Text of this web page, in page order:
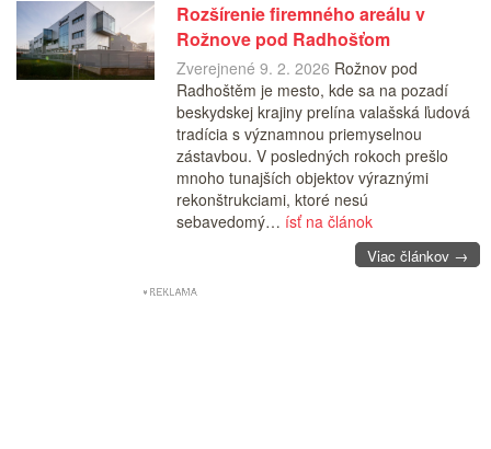
Rozšírenie firemného areálu v
Rožnove pod Radhošťom
Zverejnené 9. 2. 2026 Rožnov pod
Radhoštěm je mesto, kde sa na pozadí
beskydskej krajiny prelína valašská ľudová
tradícia s významnou priemyselnou
zástavbou. V posledných rokoch prešlo
mnoho tunajších objektov výraznými
rekonštrukciami, ktoré nesú
sebavedomý… ísť na článok
Viac článkov →